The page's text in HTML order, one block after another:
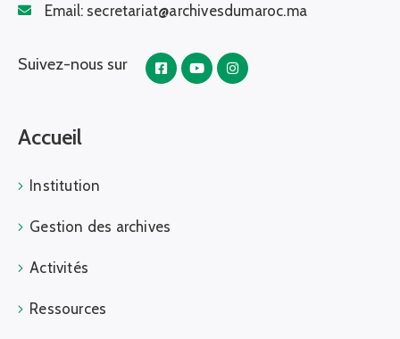
Email: secretariat@archivesdumaroc.ma
Suivez-nous sur
Accueil
Institution
Gestion des archives
Activités
Ressources